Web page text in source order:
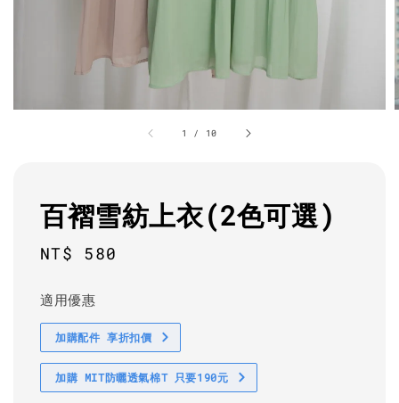
1 / 10
百褶雪紡上衣(2色可選)
Regular
NT$ 580
適用優惠
加購配件 享折扣價
加購 MIT防曬透氣棉T 只要190元